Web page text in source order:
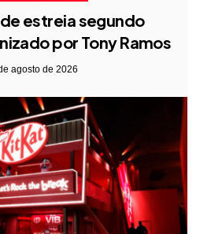
estreia segundo
por Tony Ramos
agosto de 2026